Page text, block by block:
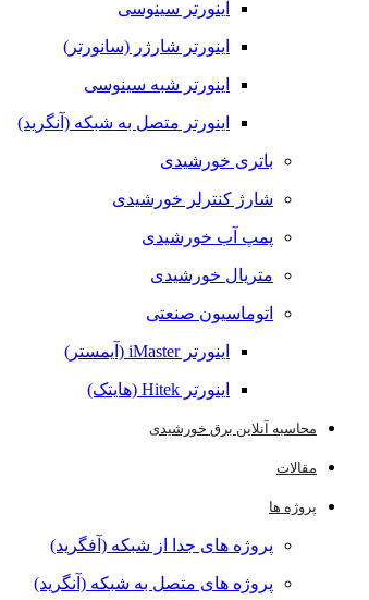
اینورتر سینوسی
اینورتر شارژر (سانورتر)
اینورتر شبه سینوسی
اینورتر متصل به شبکه (آنگرید)
باتری خورشیدی
شارژ کنترلر خورشیدی
پمپ آب خورشیدی
متریال خورشیدی
اتوماسیون صنعتی
اینورتر iMaster (آیمستر)
اینورتر Hitek (هایتک)
محاسبه آنلاین برق خورشیدی
مقالات
پروژه ها
پروژه های جدا از شبکه (آفگرید)
پروژه های متصل به شبکه (آنگرید)